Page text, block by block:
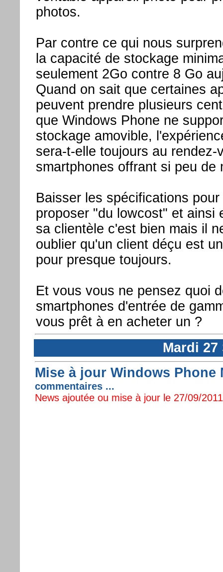
photos.
Par contre ce qui nous
la capacité de stockage
seulement 2Go contre 8 Go
Quand on sait que certaines
peuvent prendre plusieurs
que Windows Phone ne
stockage amovible,
sera-t-elle toujours au rendez-
smartphones offrant si peu de
Baisser les spécifications
proposer "du lowcost" et ainsi
sa clientèle c'est bien mais il
oublier qu'un client déçu est
pour presque toujours.
Et vous vous ne pensez quoi
smartphones d'entrée de
vous prêt à en acheter un ?
Mardi 27
Mise à jour Windows
commentaires ...
News ajoutée ou mise à jour le 27/09/